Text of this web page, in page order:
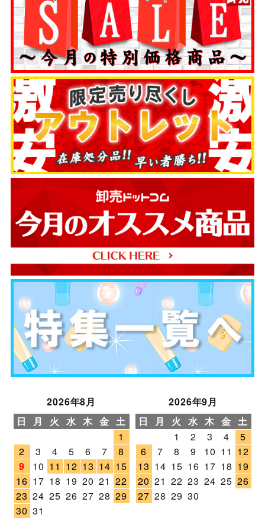
2026年8月
日
月 火 水 木 金 土
1
2
3 4 5 6 7
8
9
10 11 12 13 14 15
16 17 18 19 20 21 22
23 24 25 26 27 28 29
30 31
2026年9月
日
月 火 水 木 金 土
1
2 3 4
5
6
7 8 9 10 11 12
13 14 15 16 17 18 19
20 21 22 23 24 25 26
27 28 29 30